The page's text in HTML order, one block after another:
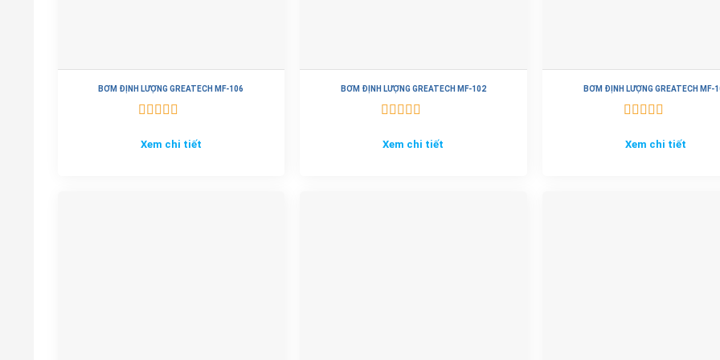
BƠM ĐỊNH LƯỢNG GREATECH MF-106
hạng5.005
Xem chi tiết
BƠM ĐỊNH LƯỢNG GREATECH MF-102
hạng5.005
Xem chi tiết
BƠM ĐỊNH LƯỢNG GREATECH MF-
hạng5.005
Xem chi tiết